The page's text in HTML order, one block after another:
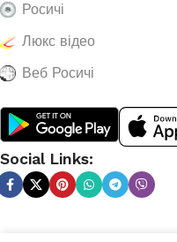
Росичі
Люкс відео
Веб Росичі
Social Links: